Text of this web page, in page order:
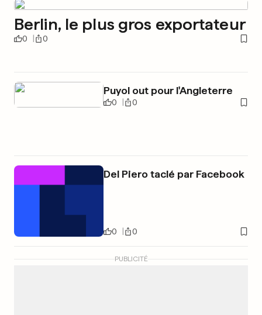
Berlin, le plus gros exportateur
0 0
Puyol out pour l'Angleterre
0 0
Del Piero taclé par Facebook
0 0
PUBLICITÉ